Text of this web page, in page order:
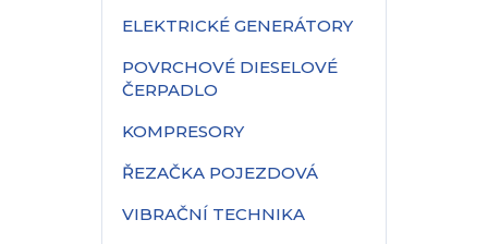
ELEKTRICKÉ GENERÁTORY
POVRCHOVÉ DIESELOVÉ
ČERPADLO
KOMPRESORY
ŘEZAČKA POJEZDOVÁ
VIBRAČNÍ TECHNIKA